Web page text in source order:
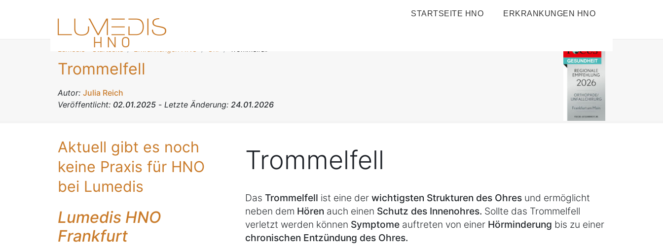
STARTSEITE HNO ERKRANKUNGEN HNO
Lumedis - Startseite
Trommelfell
Autor: Julia Reich
Veröffentlicht: 02.01.2025 - Letzte Änderung: 24.01.2026
Aktuell gibt es noch
keine Praxis für HNO
bei Lumedis
Lumedis HNO
Frankfurt
Trommelfell
Das Trommelfell ist eine der wichtigsten Strukturen des Ohres und ermöglicht
neben dem Hören auch einen Schutz des Innenohres. Sollte das Trommelfell
verletzt werden können Symptome auftreten von einer Hörminderung bis zu einer
chronischen Entzündung des Ohres.